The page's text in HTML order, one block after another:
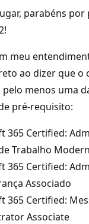
parabéns por
meu
ao dizer que o
pelo menos uma
pré-requisito:
365 Certified:
Trabalho
365 Certified:
Associado
365 Certified:
Associate